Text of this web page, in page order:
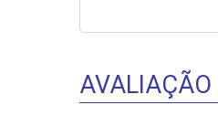
AVALIAÇÃO